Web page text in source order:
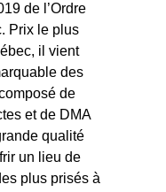
de l’Ordre
Prix le plus
il vient
des
de
et de DMA
qualité
un lieu de
plus prisés à